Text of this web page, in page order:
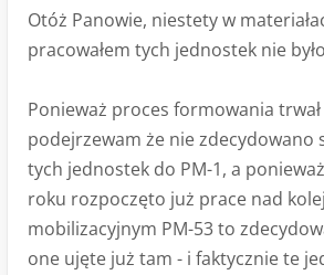
Otóż Panowie, niestety w
pracowałem tych jednostek nie
Ponieważ proces formowania
podejrzewam że nie zdecydowano
tych jednostek do PM-1, a
roku rozpoczęto już prace nad
mobilizacyjnym PM-53 to
one ujęte już tam - i faktycznie te